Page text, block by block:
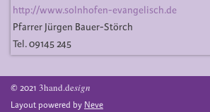
http://www.solnhofen-evangelisch.de
Pfarrer Jürgen Bauer-Störch
Tel. 09145 245
© 2021 3hand.design
Layout powered by Neve